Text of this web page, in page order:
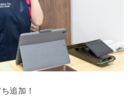
追加！